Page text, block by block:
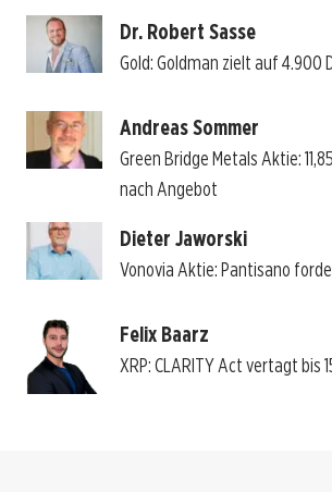
Dr. Robert Sasse
Gold: Goldman zielt auf 4.900
Andreas Sommer
Green Bridge Metals Aktie:
nach Angebot
Dieter Jaworski
Vonovia Aktie: Pantisano
Felix Baarz
XRP: CLARITY Act vertagt bis